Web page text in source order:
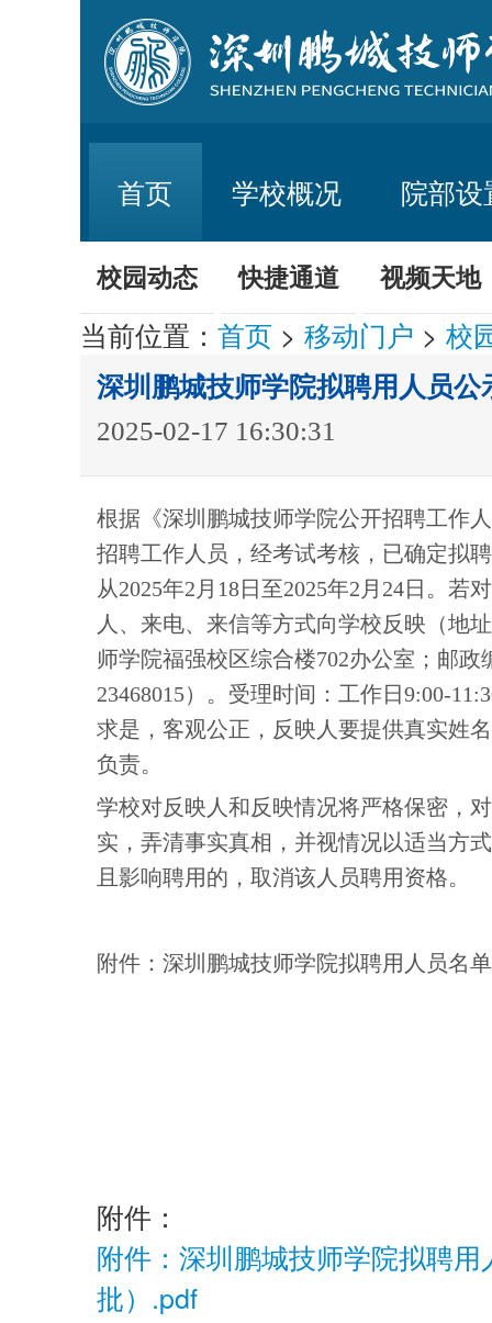
首页 学校概况 院部设
校园动态 快捷通道 视频天地
当前位置： 首页 > 移动门户 > 校
深圳鹏城技师学院拟聘用人员公
2025-02-17 16:30:31
根据《深圳鹏城技师学院公开招聘工作
招聘工作人员，经考试考核，已确定拟
从2025年2月18日至2025年2月24日。
人、来电、来信等方式向学校反映（地
师学院福强校区综合楼702办公室；邮政
23468015）。受理时间：工作日9:00-
求是，客观公正，反映人要提供真实姓
负责。
学校对反映人和反映情况将严格保密，
实，弄清事实真相，并视情况以适当方
且影响聘用的，取消该人员聘用资格。
附件：深圳鹏城技师学院拟聘用
附件：
附件：深圳鹏城技师学院拟聘
批）.pdf